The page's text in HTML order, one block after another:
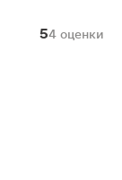
54 оценки